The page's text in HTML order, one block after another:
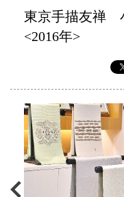
東京手描友禅
<2016年>